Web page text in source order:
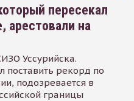
пересекал
арестовали на
Уссурийска.
поставить рекорд по
подозревается в
границы